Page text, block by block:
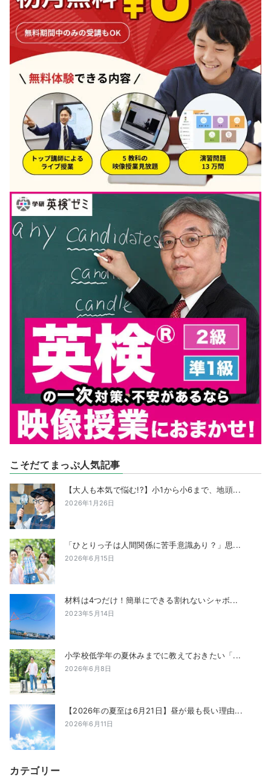
こそだてまっぷ人気記事
【大人も本気で悩む!?】小1から小6まで、地頭...
2026年1月26日
「ひとりっ子は人間関係に苦手意識あり？」思...
2026年6月15日
材料は4つだけ！簡単にできる割れないシャボ...
2023年5月14日
小学校低学年の夏休みまでに教えておきたい「...
2026年6月8日
【2026年の夏至は6月21日】昼が最も長い理由...
2026年6月11日
カテゴリー